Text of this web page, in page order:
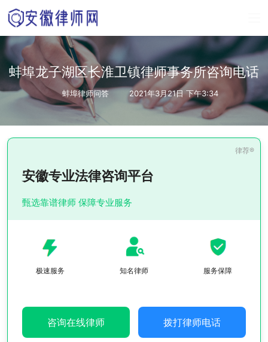
蚌埠龙子湖区长淮卫镇律师事务所咨询电话
蚌埠律师问答 2021年3月21日 下午3:34
安徽专业法律咨询平台
甄选靠谱律师 保障专业服务
极速服务 知名律师 服务保障
咨询在线律师 拨打律师电话